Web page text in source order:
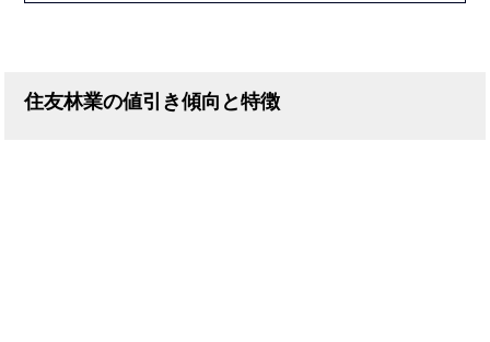
住友林業の値引き傾向と特徴